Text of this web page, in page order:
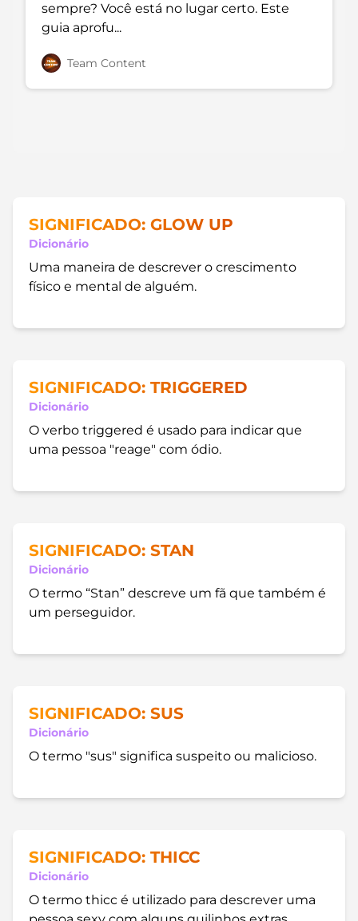
sempre? Você está no lugar certo. Este
guia aprofu...
Team Content
SIGNIFICADO: GLOW UP
Dicionário
Uma maneira de descrever o crescimento
físico e mental de alguém.
SIGNIFICADO: TRIGGERED
Dicionário
O verbo triggered é usado para indicar que
uma pessoa "reage" com ódio.
SIGNIFICADO: STAN
Dicionário
O termo “Stan” descreve um fã que também é
um perseguidor.
SIGNIFICADO: SUS
Dicionário
O termo "sus" significa suspeito ou malicioso.
SIGNIFICADO: THICC
Dicionário
O termo thicc é utilizado para descrever uma